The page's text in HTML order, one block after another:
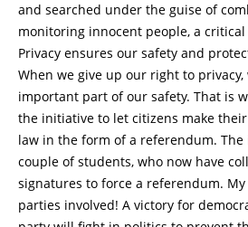
and searched under the guise of
monitoring innocent people, a
Privacy ensures our safety and
When we give up our right to privacy,
important part of our safety. That is
the initiative to let citizens make
law in the form of a referendum.
couple of students, who now have
signatures to force a referendum.
parties involved! A victory for